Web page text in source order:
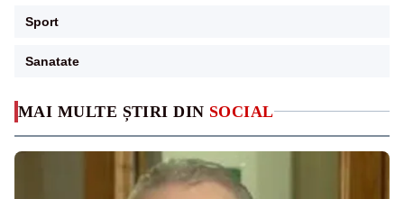
MAI MULTE ȘTIRI DIN SOCIAL
Sport
Sanatate